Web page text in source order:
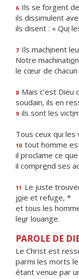
6 Ils se forgent
ils dissimulent
ils disent : « Qui
7 Ils machinent
Notre machinatio
le cœur de
8 Mais c’est Dieu
soudain, ils en
9 ils sont les victi
Tous ceux qui les
10 tout homme
il proclame ce
il comprend ses
11 Le juste
joie et refuge, *
et tous les
leur louange.
PAROLE DE
Le Christ est
parmi les morts
étant venue par